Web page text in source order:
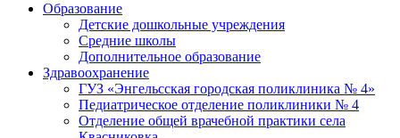
Образование
Детские дошкольные учреждения
Средние школы
Дополнительное образование
Здравоохранение
ГУЗ «Энгельсская городская поликлиника № 4»
Педиатрическое отделение поликлиники № 4
Отделение общей врачебной практики села